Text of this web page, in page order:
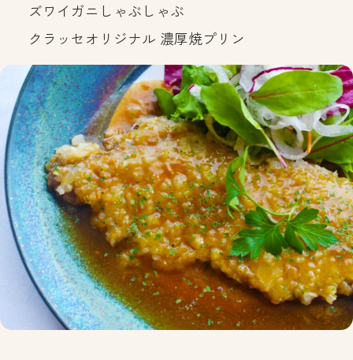
ズワイガニしゃぶしゃぶ
クラッセオリジナル 濃厚焼プリン